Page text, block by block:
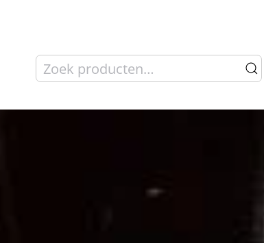
Zoeken
naar: